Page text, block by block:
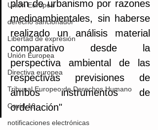
Unión Europea
derecho sancionador
Libertad de expresión
Unión Europea
Directiva europea
Tribunal Europeo de Derechos Humano
Covid-19
notificaciones electrónicas
plan de urbanismo por razones
medioambientales, sin haberse
realizado un análisis material
comparativo desde la
perspectiva ambiental de las
respectivas previsiones de
ambos instrumentos de
ordenación"